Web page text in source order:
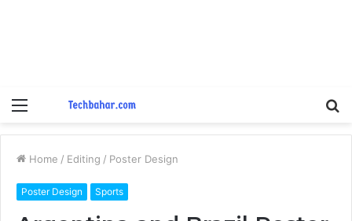
Menu
Home / Editing / Poster Design
Poster Design Sports